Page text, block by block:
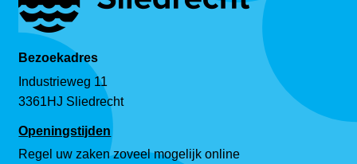
Bezoekadres
Industrieweg 11
3361HJ Sliedrecht
Openingstijden
Regel uw zaken zoveel mogelijk online